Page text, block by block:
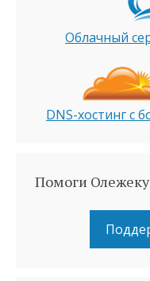
Облачный
DNS-хостинг с
Помоги